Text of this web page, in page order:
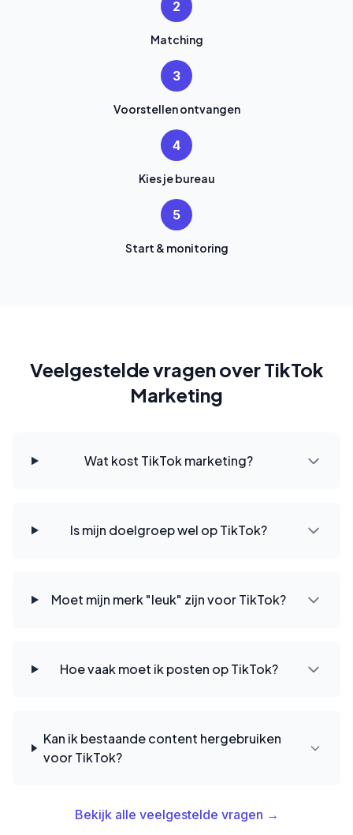
2
Matching
3
Voorstellen ontvangen
4
Kies je bureau
5
Start & monitoring
Veelgestelde vragen over TikTok
Marketing
Wat kost TikTok marketing?
Is mijn doelgroep wel op TikTok?
Moet mijn merk "leuk" zijn voor TikTok?
Hoe vaak moet ik posten op TikTok?
Kan ik bestaande content hergebruiken
voor TikTok?
Bekijk alle veelgestelde vragen →